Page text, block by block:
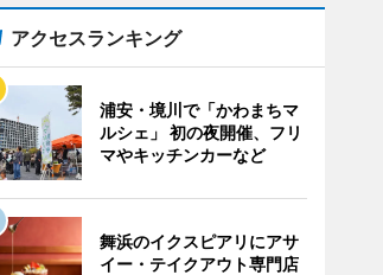
アクセスランキング
浦安・境川で「かわまちマ
ルシェ」 初の夜開催、フリ
マやキッチンカーなど
舞浜のイクスピアリにアサ
イー・テイクアウト専門店